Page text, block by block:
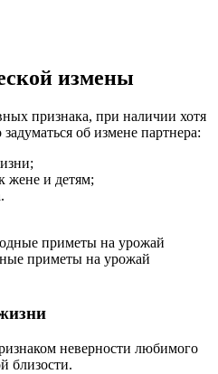
измены
признака, при наличии хотя
об измене партнера:
жене и детям;
приметы на урожай
неверности любимого
близости.